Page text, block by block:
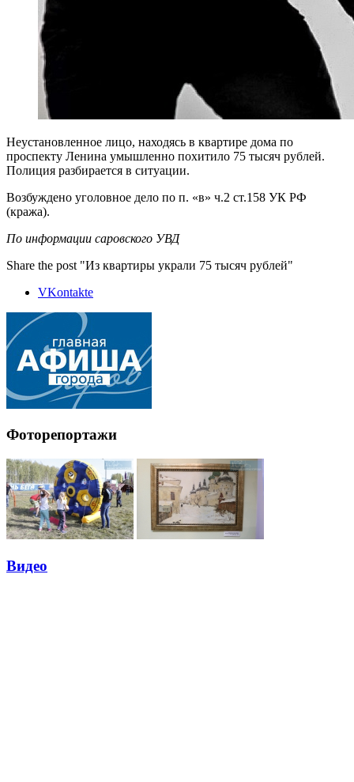
Неустановленное лицо, находясь в квартире дома по
проспекту Ленина умышленно похитило 75 тысяч рублей.
Полиция разбирается в ситуации.
Возбуждено уголовное дело по п. «в» ч.2 ст.158 УК РФ
(кража).
По информации саровского УВД
Share the post "Из квартиры украли 75 тысяч рублей"
VKontakte
Фоторепортажи
Видео